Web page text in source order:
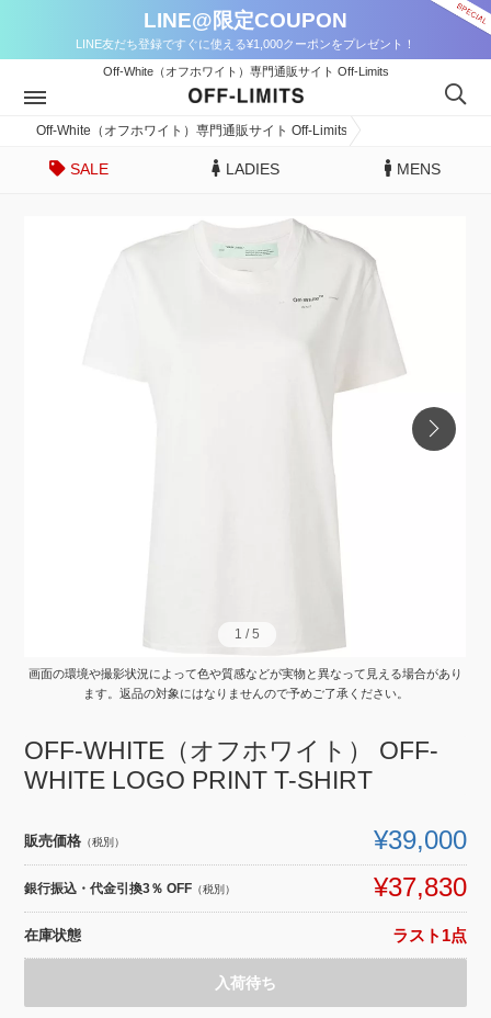
LINE@限定COUPON
LINE友だち登録ですぐに使える¥1,000クーポンをプレゼント！
Off-White（オフホワイト）専門通販サイト Off-Limits
Off-White（オフホワイト）専門通販サイト Off-Limits
SALE LADIES MENS
1 / 5
1 / 5
画面の環境や撮影状況によって色や質感などが実物と異なって見える場合があり
ます。返品の対象にはなりませんので予めご了承ください。
OFF-WHITE（オフホワイト） OFF-
WHITE LOGO PRINT T-SHIRT
販売価格 （税別） ¥39,000
銀行振込・代金引換3％ OFF （税別） ¥37,830
在庫状態 ラスト1点
入荷待ち